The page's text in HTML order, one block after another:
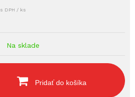
s DPH / ks
Na sklade
Pridať do košíka